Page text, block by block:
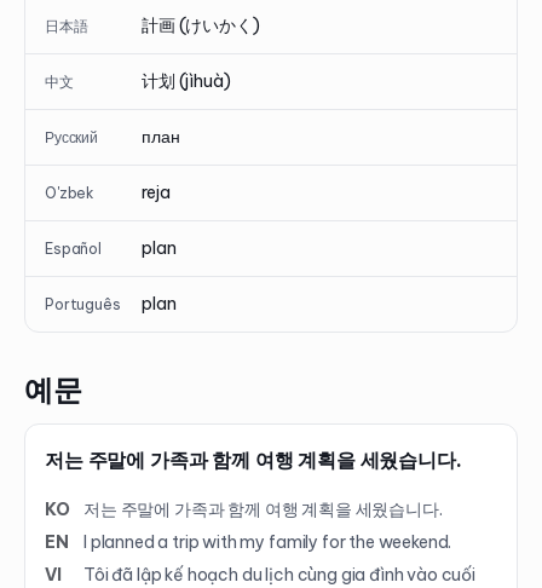
日本語 計画 (けいかく)
中文 计划 (jìhuà)
Русский план
O'zbek reja
Español plan
Português plan
예문
저는 주말에 가족과 함께 여행 계획을 세웠습니다.
KO
저는 주말에 가족과 함께 여행 계획을 세웠습니다.
EN
I planned a trip with my family for the weekend.
VI
Tôi đã lập kế hoạch du lịch cùng gia đình vào cuối